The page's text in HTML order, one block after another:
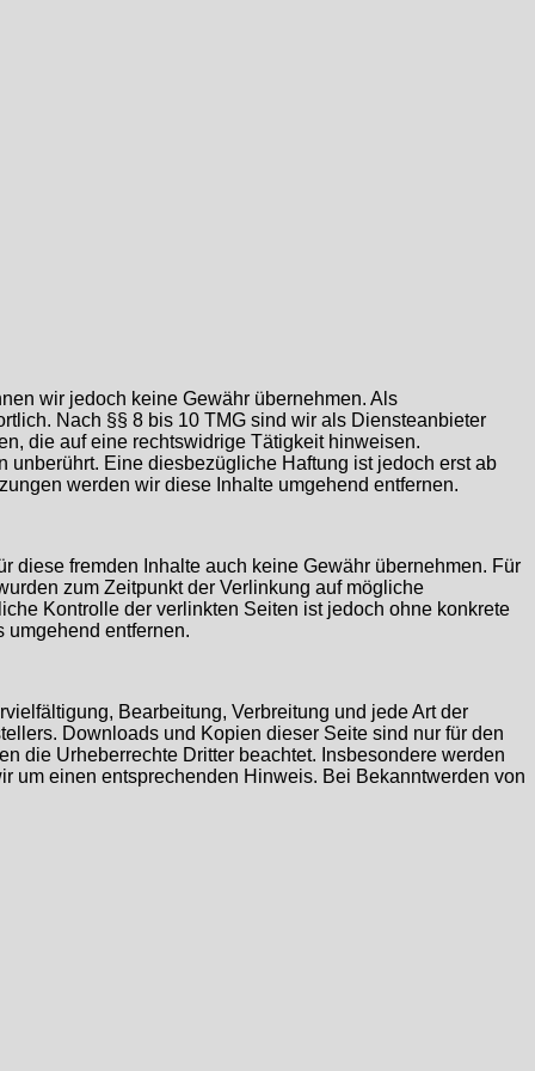
wir jedoch keine Gewähr übernehmen. Als
Nach §§ 8 bis 10 TMG sind wir als Diensteanbieter
die auf eine rechtswidrige Tätigkeit hinweisen.
Eine diesbezügliche Haftung ist jedoch erst ab
werden wir diese Inhalte umgehend entfernen.
diese fremden Inhalte auch keine Gewähr übernehmen. Für
zum Zeitpunkt der Verlinkung auf mögliche
Kontrolle der verlinkten Seiten ist jedoch ohne konkrete
umgehend entfernen.
Bearbeitung, Verbreitung und jede Art der
Downloads und Kopien dieser Seite sind nur für den
die Urheberrechte Dritter beachtet. Insbesondere werden
um einen entsprechenden Hinweis. Bei Bekanntwerden von